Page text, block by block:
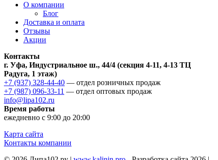
О компании
Блог
Доставка и оплата
Отзывы
Акции
Контакты
г. Уфа, Индустриальное ш., 44/4 (секция 4-11, 4-13 ТЦ
Радуга, 1 этаж)
+7 (937) 328-44-40 — отдел розничных продаж
+7 (987) 096-33-11 — отдел оптовых продаж
info@lipa102.ru
Время работы
ежедневно с 9:00 до 20:00
Карта сайта
Контакты компании